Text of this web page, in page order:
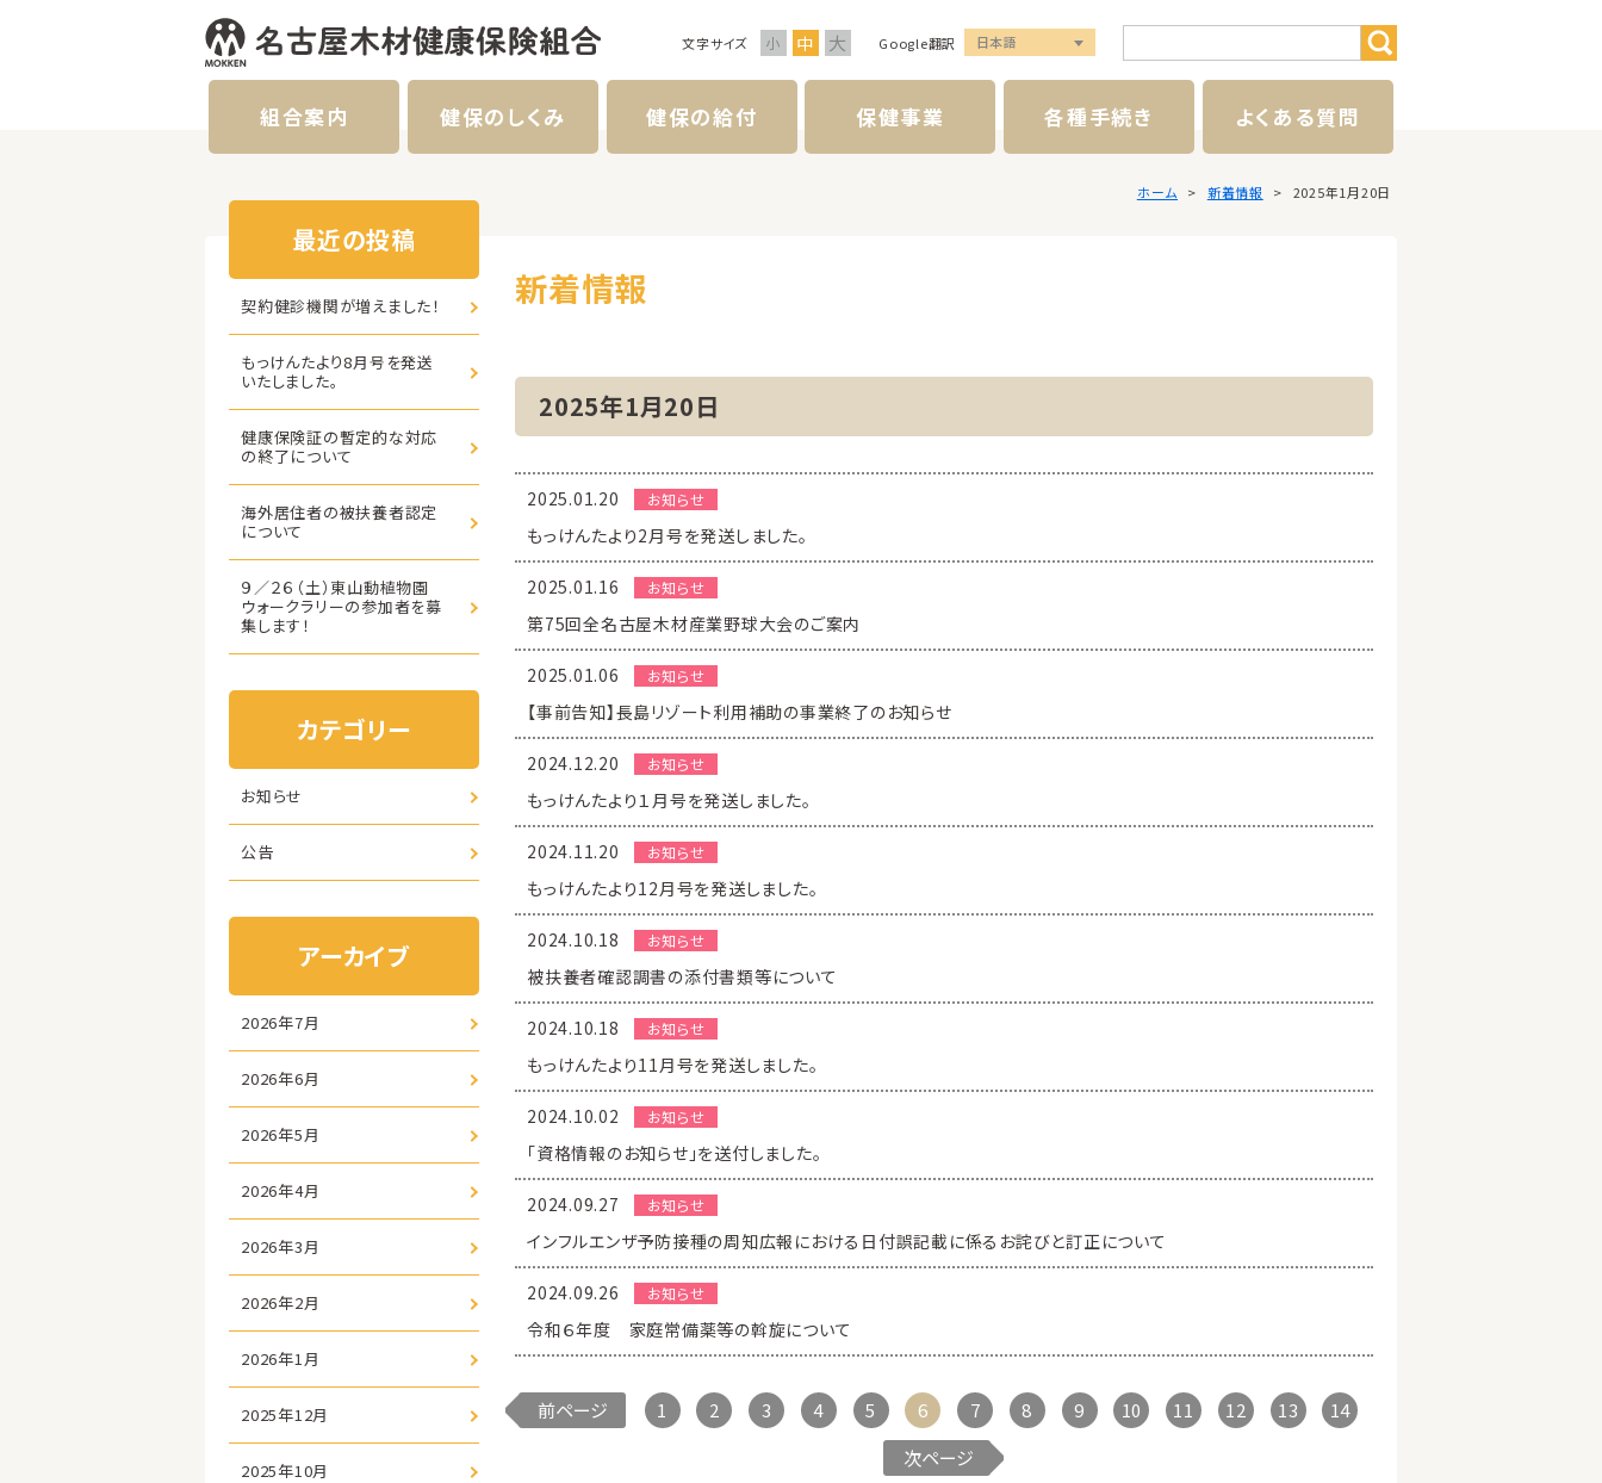
文字サイズ 小 中 大 Google翻訳 日本語
組合案内 健保のしくみ 健保の給付 保健事業 各種手続き よくある質問
ホーム 新着情報 2025年1月20日
新着情報
2025年1月20日
2025.01.20 お知らせ
もっけんたより2月号を発送しました。
2025.01.16 お知らせ
第75回全名古屋木材産業野球大会のご案内
2025.01.06 お知らせ
【事前告知】長島リゾート利用補助の事業終了のお知らせ
2024.12.20 お知らせ
もっけんたより１月号を発送しました。
2024.11.20 お知らせ
もっけんたより12月号を発送しました。
2024.10.18 お知らせ
被扶養者確認調書の添付書類等について
2024.10.18 お知らせ
もっけんたより11月号を発送しました。
2024.10.02 お知らせ
「資格情報のお知らせ」を送付しました。
2024.09.27 お知らせ
インフルエンザ予防接種の周知広報における日付誤記載に係るお詫びと訂正について
2024.09.26 お知らせ
令和６年度 家庭常備薬等の斡旋について
前ページ 1 2 3 4 5 6 7 8 9 10 11 12 13
14
次ページ
最近の投稿
契約健診機関が増えました！
もっけんたより8月号を発送
いたしました。
健康保険証の暫定的な対応
の終了について
海外居住者の被扶養者認定
について
９／２６（土）東山動植物園
ウォークラリーの参加者を募
集します！
カテゴリー
お知らせ
公告
アーカイブ
2026年7月
2026年6月
2026年5月
2026年4月
2026年3月
2026年2月
2026年1月
2025年12月
2025年10月